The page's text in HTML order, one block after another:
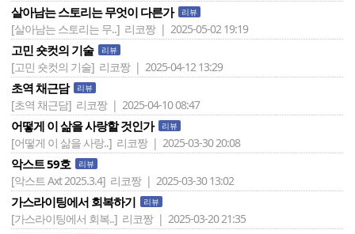
살아남는 스토리는 무엇이 다른가 리뷰
[살아남는 스토리는 무..] 리코짱 | 2025-05-02 19:19
고민 숏컷의 기술 리뷰
[고민 숏컷의 기술] 리코짱 | 2025-04-12 13:29
초역 채근담 리뷰
[초역 채근담] 리코짱 | 2025-04-10 08:47
어떻게 이 삶을 사랑할 것인가 리뷰
[어떻게 이 삶을 사랑..] 리코짱 | 2025-03-30 20:08
악스트 59호 리뷰
[악스트 Axt 2025.3.4] 리코짱 | 2025-03-30 13:02
가스라이팅에서 회복하기 리뷰
[가스라이팅에서 회복..] 리코짱 | 2025-03-20 21:35